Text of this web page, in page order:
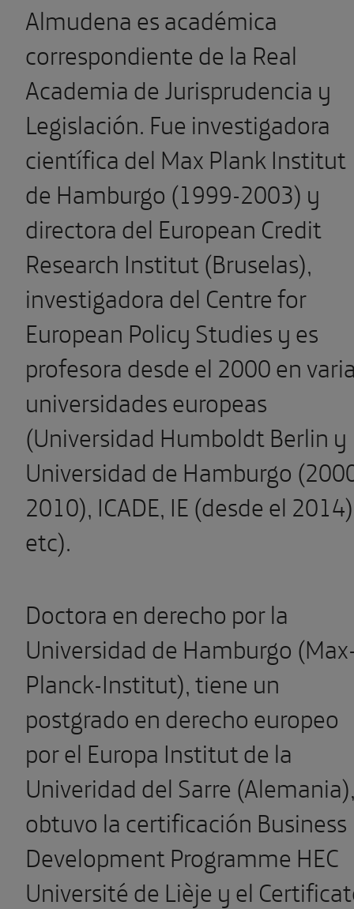
Almudena es académica
correspondiente de la Real
Academia de Jurisprudencia y
Legislación. Fue investigadora
científica del Max Plank Institut
de Hamburgo (1999-2003) y
directora del European Credit
Research Institut (Bruselas),
investigadora del Centre for
European Policy Studies y es
profesora desde el 2000 en
universidades europeas
(Universidad Humboldt Berlin y
Universidad de Hamburgo
2010), ICADE, IE (desde el 2014)
etc).
Doctora en derecho por la
Universidad de Hamburgo
Planck-Institut), tiene un
postgrado en derecho europeo
por el Europa Institut de la
Univeridad del Sarre
obtuvo la certificación Business
Development Programme HEC
Université de Lièje y el